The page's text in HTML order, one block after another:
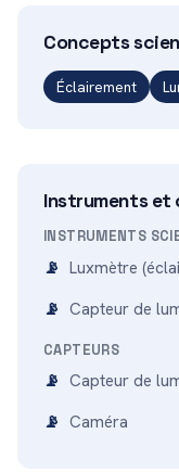
Concepts
Éclairement
Instruments et
INSTRUMENTS
Luxmètre
Capteur de
CAPTEURS
Capteur de
Caméra